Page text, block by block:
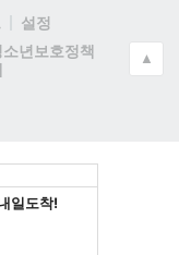
설정
소년보호정책
▲